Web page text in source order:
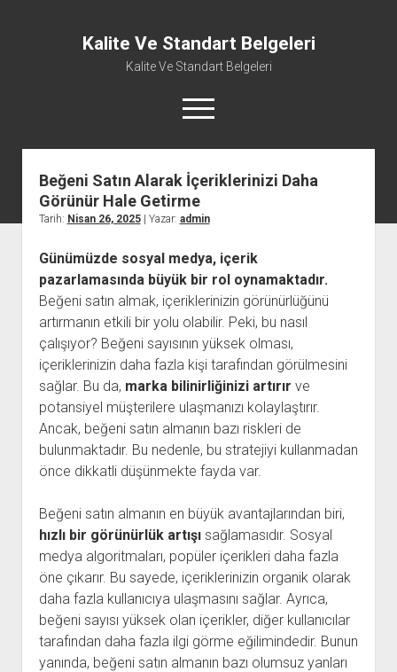
Kalite Ve Standart Belgeleri
Kalite Ve Standart Belgeleri
menüyü
aç
Beğeni Satın Alarak İçeriklerinizi Daha
Görünür Hale Getirme
Tarih: Nisan 26, 2025| Yazar: admin
Günümüzde sosyal medya, içerik
pazarlamasında büyük bir rol oynamaktadır.
Beğeni satın almak, içeriklerinizin görünürlüğünü
artırmanın etkili bir yolu olabilir. Peki, bu nasıl
çalışıyor? Beğeni sayısının yüksek olması,
içeriklerinizin daha fazla kişi tarafından görülmesini
sağlar. Bu da, marka bilinirliğinizi artırır ve
potansiyel müşterilere ulaşmanızı kolaylaştırır.
Ancak, beğeni satın almanın bazı riskleri de
bulunmaktadır. Bu nedenle, bu stratejiyi kullanmadan
önce dikkatli düşünmekte fayda var.
Beğeni satın almanın en büyük avantajlarından biri,
hızlı bir görünürlük artışısağlamasıdır. Sosyal
medya algoritmaları, popüler içerikleri daha fazla
öne çıkarır. Bu sayede, içeriklerinizin organik olarak
daha fazla kullanıcıya ulaşmasını sağlar. Ayrıca,
beğeni sayısı yüksek olan içerikler, diğer kullanıcılar
tarafından daha fazla ilgi görme eğilimindedir. Bunun
yanında, beğeni satın almanın bazı olumsuz yanları